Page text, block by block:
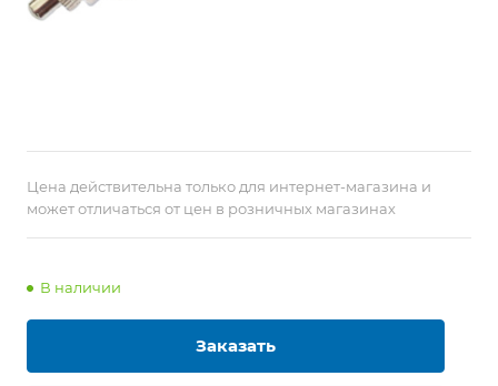
Цена действительна только для интернет-магазина и
может отличаться от цен в розничных магазинах
В наличии
Заказать